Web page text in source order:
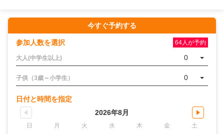
今すぐ予約する
64人が予約
参加人数を選択
大人(中学生以上) 0
子供（3歳～小学生） 0
日付と時間を指定
2026年8月
日 月 火 水 木 金 土